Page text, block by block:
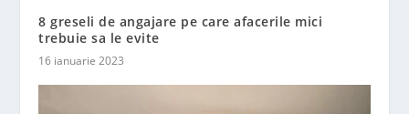
8 greseli de angajare pe care afacerile mici
trebuie sa le evite
16 ianuarie 2023